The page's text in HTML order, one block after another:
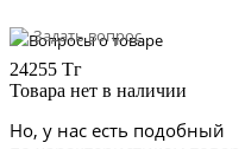
Задать вопрос
24255 Тг
Товара нет в наличии
Но, у нас есть подобный